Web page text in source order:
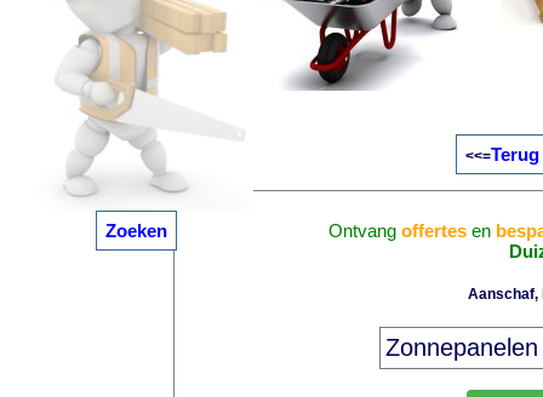
Zoeken
<<=
Ontvang offertesen
Aanschaf,